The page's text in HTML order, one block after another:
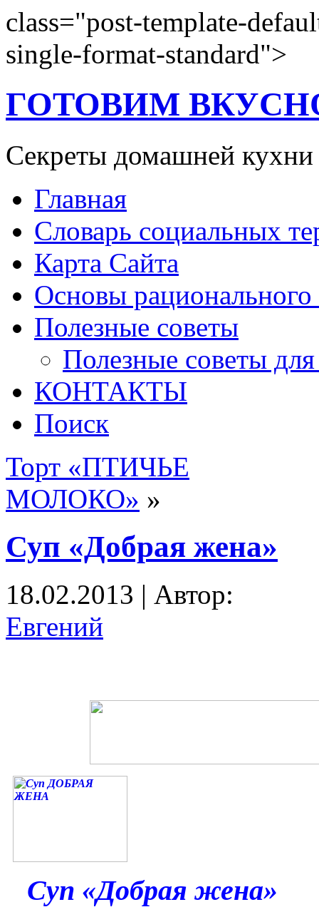
class="post-template-
single-format-standard">
ГОТОВИМ
Секреты домашней кухни
Главная
Словарь социальных
Карта Сайта
Основы рационального
Полезные советы
Полезные советы
КОНТАКТЫ
Поиск
Торт «ПТИЧЬЕ
МОЛОКО» »
Суп «Добрая жена»
18.02.2013 | Автор:
Евгений
Суп «Добрая жена»